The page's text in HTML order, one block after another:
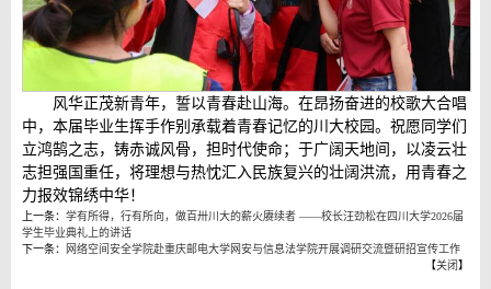
风华正茂新青年，誓以青春赴山海。在昂扬奋进的校歌大合唱
中，本届毕业生挥手作别承载着青春记忆的川大校园。祝愿同学们
立鸿鹄之志，铸赤诚风骨，担时代使命；于广阔天地间，以凌云壮
志担强国重任，将理想与热忱汇入民族复兴的壮阔洪流，用青春之
力报效锦绣中华！
上一条： 学有所得，行有所向，做百卅川大的薪火赓续者 ——校长汪劲松在四川大学2026届
学生毕业典礼上的讲话
下一条：
网络空间安全学院赴重庆邮电大学网安与信息法学院开展调研交流暨研招宣传工作
【关闭 】